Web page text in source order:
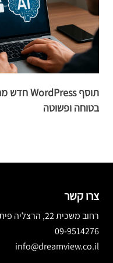
בטוחה ופשוטה
צרו קשר
רחוב משכית 22, הרצליה פיתוח
09-9514276
info@dreamview.co.il